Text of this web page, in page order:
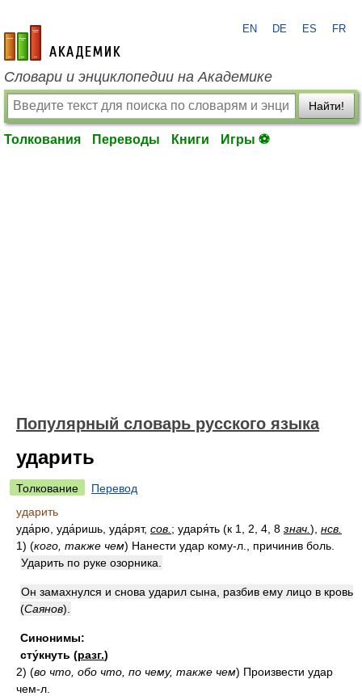
academic.ru
EN DE ES FR
Словари и энциклопедии на Академике
Найти!
Толкования Переводы Книги Игры ⚽
Популярный словарь русского языка
ударить
Толкование
Перевод
ударить
уда́рю, уда́ришь, уда́рят, сов. ; ударя́ть (к 1, 2, 4, 8 знач. ), нсв.
1) (кого, также чем) Нанести удар кому-л., причинив боль.
Ударить по руке озорника.
Он замахнулся и снова ударил сына, разбив ему лицо в кровь
(Саянов)
Синонимы:
сту́кнуть (разг.)
2) (во что, обо что, по чему, также чем) Произвести удар
чем-л.